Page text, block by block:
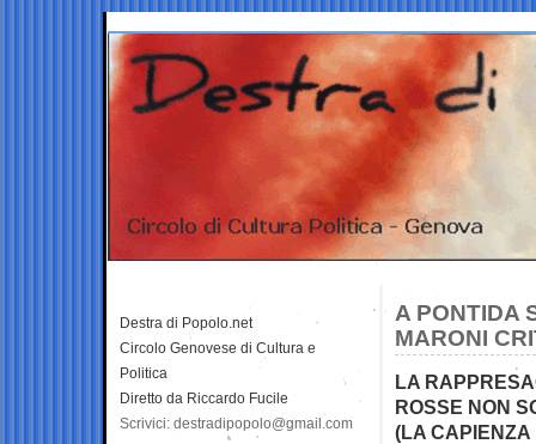
A PONTIDA
MARONI
LA
ROSSE NON
(LA CAPIENZA
Destra di Popolo.net
Circolo Genovese di Cultura e
Politica
Diretto da Riccardo Fucile
Scrivici: destradipopolo@gmail.com